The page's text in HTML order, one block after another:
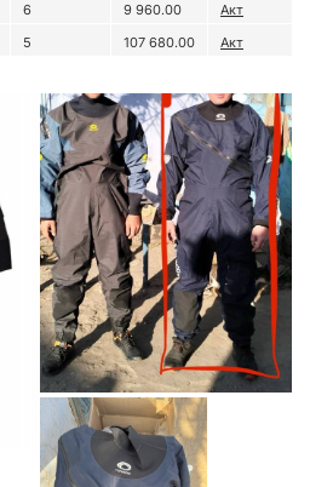
6 9 960.00
Акт
5 107 680.00 Акт